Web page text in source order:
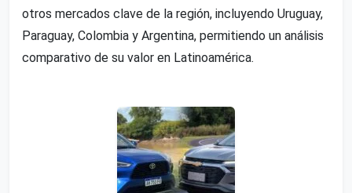
otros mercados clave de la región, incluyendo Uruguay,
Paraguay, Colombia y Argentina, permitiendo un análisis
comparativo de su valor en Latinoamérica.